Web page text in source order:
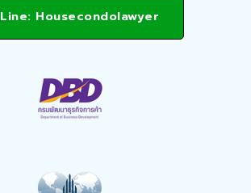
Line: Housecondolawyer